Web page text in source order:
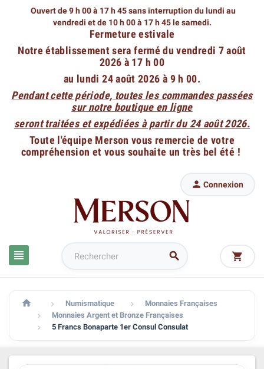
Ouvert de 9 h 00 à 17 h 45 sans interruption du lundi au
vendredi et de 10 h 00 à 17 h 45 le samedi.
Fermeture estivale
Notre établissement sera fermé du vendredi 7 août
2026 à 17 h 00
au lundi 24 août 2026 à 9 h 00.
Pendant cette période, toutes les commandes passées
sur notre boutique en ligne
seront traitées et expédiées à partir du 24 août 2026.
Toute l'équipe Merson vous remercie de votre
compréhension et vous souhaite un très bel été !
 
 Connexion

  Numismatique  Monnaies Françaises
 Monnaies Argent et Bronze Françaises
 5 Francs Bonaparte 1er Consul Consulat